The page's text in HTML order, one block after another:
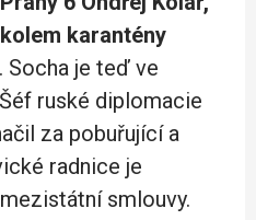
karantény
. Socha je teď ve
ruské diplomacie
za pobuřující a
radnice je
smlouvy.